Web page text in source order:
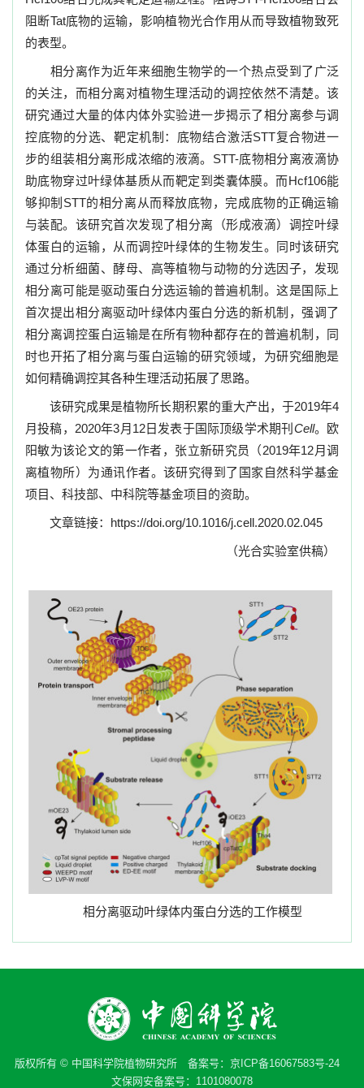
阻断Tat底物的运输，影响植物光合作用从而导致植物致死
的表型。
相分离作为近年来细胞生物学的一个热点受到了广泛
的关注，而相分离对植物生理活动的调控依然不清楚。该
研究通过大量的体内体外实验进一步揭示了相分离参与调
控底物的分选、靶定机制：底物结合激活STT复合物进一
步的组装相分离形成浓缩的液滴。 STT-底物相分离液滴协
助底物穿过叶绿体基质从而靶定到类囊体膜。而Hcf106能
够抑制 STT的相分离从而释放底物，完成底物的正确运输
与装配。该研究首次发现了相分离（形成液滴）调控叶绿
体蛋白的运输，从而调控叶绿体的生物发生。同时该研究
通过分析细菌、酵母、高等植物与动物的分选因子，发现
相分离可能是驱动蛋白分选运输的普遍机制。这是国际上
首次提出相分离驱动叶绿体内蛋白分选的新机制，强调了
相分离调控蛋白运输是在所有物种都存在的普遍机制，同
时也开拓了相分离与蛋白运输的研究领域，为研究细胞是
如何精确调控其各种生理活动拓展了思路。
该研究成果是植物所长期积累的重大产出，于2019年4
月投稿， 2020年3月 12日发表于国际顶级学术期刊 Cell。欧
阳敏为该论文的第一作者，张立新研究员（2019年12月调
离植物所）为通讯作者。该研究得到了国家自然科学基金
项目、科技部、中科院等基金项目的资助。
文章链接： https://doi.org/10.1016/j.cell.2020.02.045
（光合实验室供稿）
相分离驱动叶绿体内蛋白分选的工作模型
版权所有 © 中国科学院植物研究所 备案号： 京ICP备16067583号-24
文保网安备案号：1101080078